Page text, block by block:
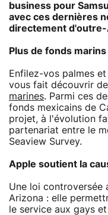
business pour
avec ces dernières
directement d'outre-
Plus de fonds
Enfilez-vos palmes
vous fait découvrir de
marines. Parmi ces
fonds mexicains de
projet, à l'évolution
partenariat entre le
Seaview Survey.
Apple soutient la
Une loi controversée
Arizona : elle
le service aux gays